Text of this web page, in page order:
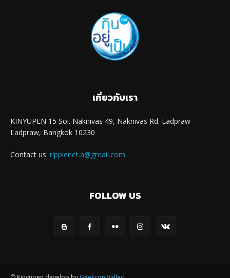
เกี่ยวกับเรา
KINYUPEN 15 Soi. Naknivas 49, Naknivas Rd. Ladpraw
Ladpraw, Bangkok 10230
Contact us: ripplenet.a@gmail.com
FOLLOW US